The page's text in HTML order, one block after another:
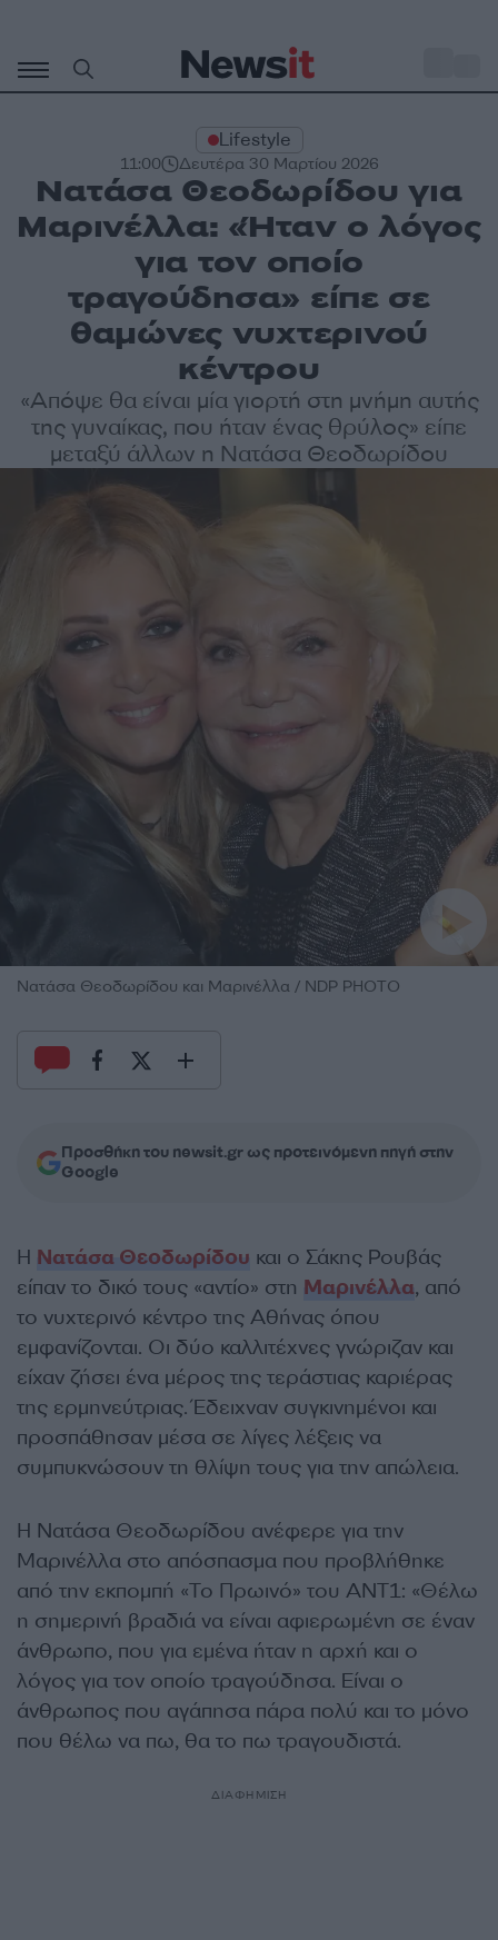
περιεχόμενο
Lifestyle
11:00 Δευτέρα 30 Μαρτίου 2026
Νατάσα Θεοδωρίδου για
Μαρινέλλα: «Ήταν ο λόγος
για τον οποίο
τραγούδησα» είπε σε
θαμώνες νυχτερινού
κέντρου
«Απόψε θα είναι μία γιορτή στη μνήμη αυτής
της γυναίκας, που ήταν ένας θρύλος» είπε
μεταξύ άλλων η Νατάσα Θεοδωρίδου
Νατάσα Θεοδωρίδου και Μαρινέλλα / NDP PHOTO
Προσθήκη του newsit.gr ως προτεινόμενη πηγή στην
Google
Η Νατάσα Θεοδωρίδου και ο Σάκης Ρουβάς
είπαν το δικό τους «αντίο» στη Μαρινέλλα, από
το νυχτερινό κέντρο της Αθήνας όπου
εμφανίζονται. Οι δύο καλλιτέχνες γνώριζαν και
είχαν ζήσει ένα μέρος της τεράστιας καριέρας
της ερμηνεύτριας. Έδειχναν συγκινημένοι και
προσπάθησαν μέσα σε λίγες λέξεις να
συμπυκνώσουν τη θλίψη τους για την απώλεια.
Η Νατάσα Θεοδωρίδου ανέφερε για την
Μαρινέλλα στο απόσπασμα που προβλήθηκε
από την εκπομπή «Το Πρωινό» του ΑΝΤ1: «Θέλω
η σημερινή βραδιά να είναι αφιερωμένη σε έναν
άνθρωπο, που για εμένα ήταν η αρχή και ο
λόγος για τον οποίο τραγούδησα. Είναι ο
άνθρωπος που αγάπησα πάρα πολύ και το μόνο
που θέλω να πω, θα το πω τραγουδιστά.
ΔΙΑΦΗΜΙΣΗ